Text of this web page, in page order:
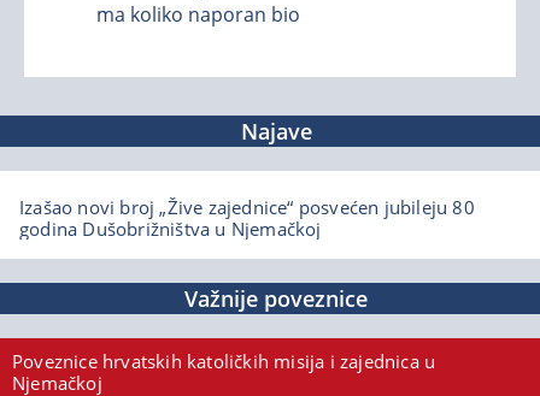
ma koliko naporan bio
Najave
Izašao novi broj „Žive zajednice“ posvećen jubileju 80
godina Dušobrižništva u Njemačkoj
Važnije poveznice
Poveznice hrvatskih katoličkih misija i zajednica u
Njemačkoj